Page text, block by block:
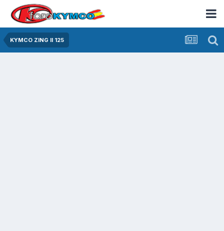
KYMCO ZING II 125